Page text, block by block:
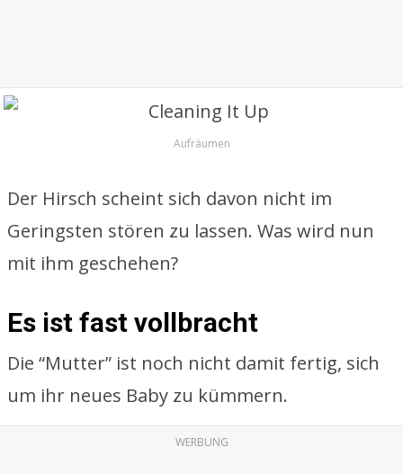
Aufräumen
Der Hirsch scheint sich davon nicht im
Geringsten stören zu lassen. Was wird nun
mit ihm geschehen?
Es ist fast vollbracht
Die “Mutter” ist noch nicht damit fertig, sich
um ihr neues Baby zu kümmern.
WERBUNG